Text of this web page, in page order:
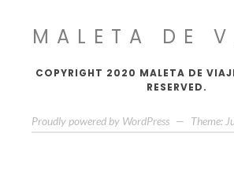
MALETA DE
COPYRIGHT 2020 MALETA DE
RESERVED.
Proudly powered by WordPress — Theme: